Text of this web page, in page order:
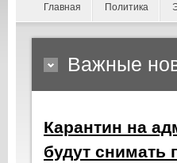
Главная Политика
Важные
Карантин на
будут снимать